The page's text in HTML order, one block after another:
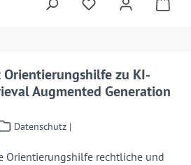
zu KI-
Augmented Generation
Datenschutz |
Orientierungshilfe rechtliche und